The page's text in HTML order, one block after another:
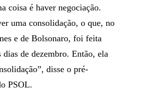
coisa é haver negociação.
uma consolidação, o que, no
e de Bolsonaro, foi feita
de dezembro. Então, ela
disse o pré-
PSOL.